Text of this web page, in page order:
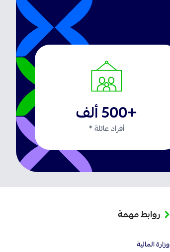
+500 ألف
أفراد عائلة *
روابط مهمة
وزارة المالية